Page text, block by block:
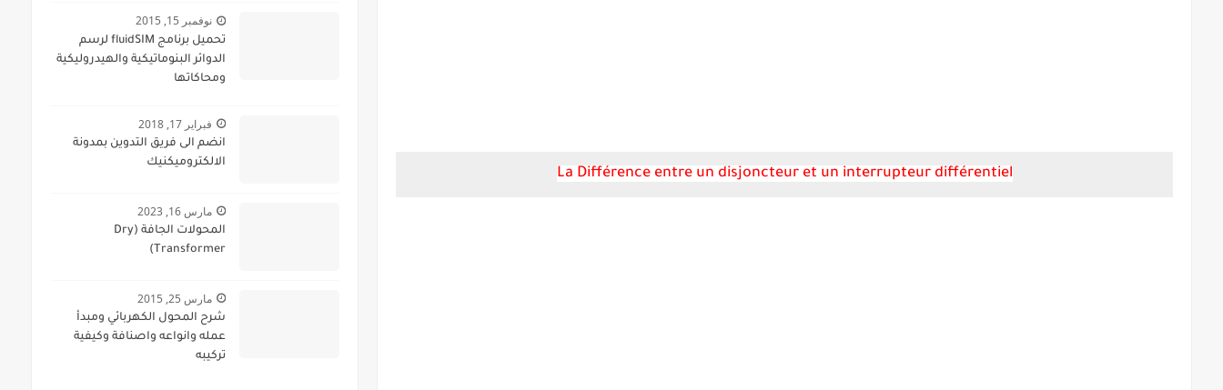
La Différence entre un disjoncteur et un interrupteur différentiel
نوفمبر 15, 2015
تحميل برنامج fluidSIM لرسم
الدوائر البنوماتيكية والهيدروليكية
ومحاكاتها
فبراير 17, 2018
انضم الى فريق التدوين بمدونة
الالكتروميكنيك
مارس 16, 2023
المحولات الجافة (Dry
Transformer)
مارس 25, 2015
شرح المحول الكهربائي ومبدأ
عمله وانواعه واصنافة وكيفية
تركيبه